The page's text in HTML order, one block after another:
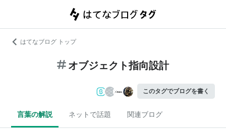
はてなブログ トップ
オブジェクト指向設計
このタグでブログを書く
言葉の解説 ネットで話題 関連ブログ